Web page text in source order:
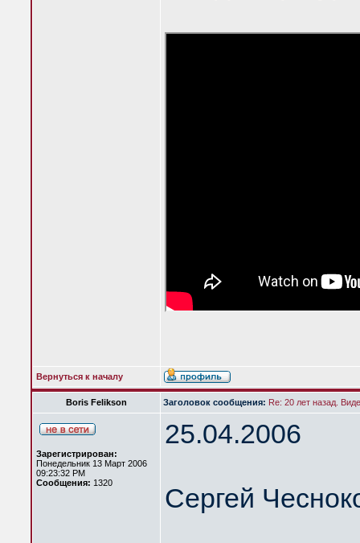
Вернуться к началу
Boris Felikson Заголовок сообщения: Re: 20 лет назад.
Зарегистрирован:
Понедельник 13 Март 2006
09:23:32 PM
Сообщения: 1320
25.04.2006
Сергей